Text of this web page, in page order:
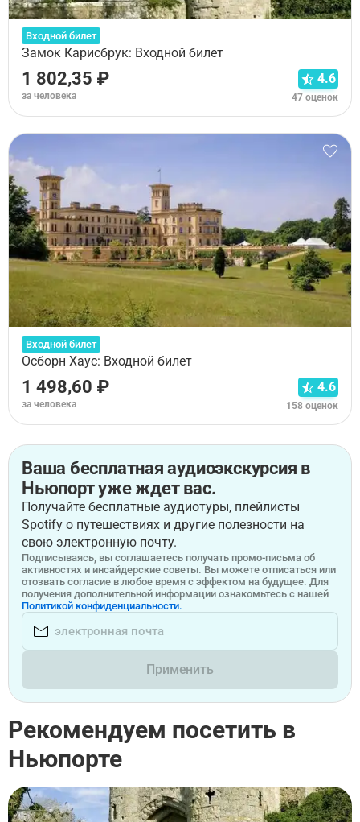
Входной билет
Замок Карисбрук: Входной билет
1 802,35 ₽
за человека
4.6
47 оценок
Входной билет
Осборн Хаус: Входной билет
1 498,60 ₽
за человека
4.6
158 оценок
Ваша бесплатная аудиоэкскурсия в
Ньюпорт уже ждет вас.
Получайте бесплатные аудиотуры, плейлисты
Spotify о путешествиях и другие полезности на
свою электронную почту.
Подписываясь, вы соглашаетесь получать промо-письма об
активностях и инсайдерские советы. Вы можете отписаться или
отозвать согласие в любое время с эффектом на будущее. Для
получения дополнительной информации ознакомьтесь с нашей
Политикой конфиденциальности.
Применить
Рекомендуем посетить в
Ньюпорте